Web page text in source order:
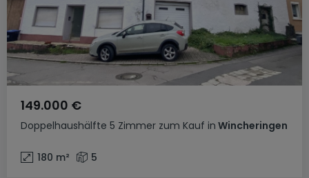
Doppelhaushälfte 5 Zimmer zum Kauf in Wincheringen
149.000 €
180 m² 5